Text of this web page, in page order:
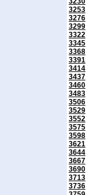
3253
3276
3299
3322
3345
3368
3391
3414
3437
3460
3483
3506
3529
3552
3575
3598
3621
3644
3667
3690
3713
3736